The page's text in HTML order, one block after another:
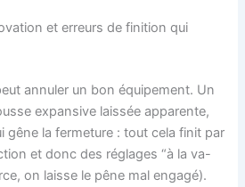
et erreurs de finition qui
annuler un bon équipement. Un
expansive laissée apparente,
gêne la fermeture : tout cela finit par
et donc des réglages “à la va-
on laisse le pêne mal engagé).